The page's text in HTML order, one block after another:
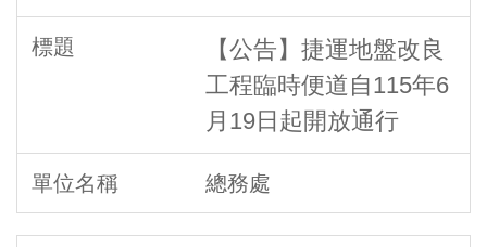
【公告】捷運地盤改良
工程臨時便道自115年6
月19日起開放通行
總務處